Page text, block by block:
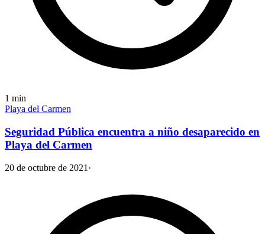
1 min
Playa del Carmen
Seguridad Pública encuentra a niño desaparecido en
Playa del Carmen
20 de octubre de 2021 ·